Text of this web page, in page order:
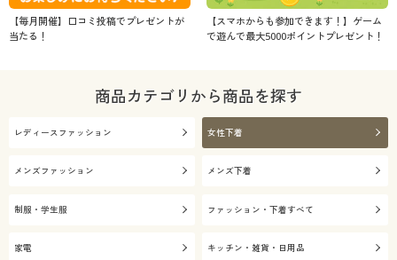
【毎月開催】口コミ投稿でプレゼントが
当たる！
【スマホからも参加できます！】ゲーム
で遊んで最大5000ポイントプレゼント！
商品カテゴリから商品を探す
レディースファッション 女性下着
メンズファッション メンズ下着
制服・学生服 ファッション・下着すべて
家電 キッチン・雑貨・日用品